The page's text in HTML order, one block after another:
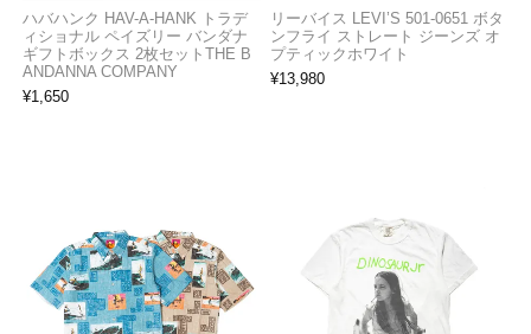
ハバハンク HAV-A-HANK トラデ
ィショナル ペイズリー バンダナ
ギフトボックス 2枚セットTHE B
ANDANNA COMPANY
¥1,650
リーバイス LEVI’S 501-0651 ボタ
ンフライ ストレート ジーンズ オ
プティックホワイト
¥13,980